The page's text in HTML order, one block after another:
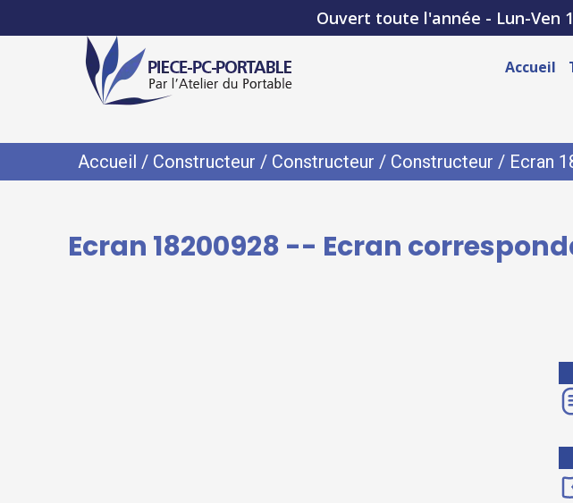
Ouvert toute l'année - Lun-Ven
Accueil
Accueil / Constructeur / Constructeur / Constructeur / Ecran
Ecran 18200928 -- Ecran